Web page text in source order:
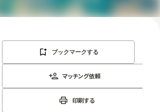
ブックマークする
マッチング依頼
印刷する